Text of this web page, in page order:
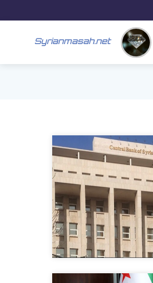
Syrianmasah.net